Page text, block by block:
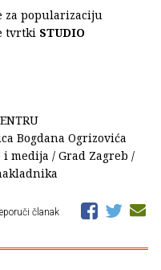
za popularizaciju
tvrtki STUDIO
Bogdana Ogrizovića
medija / Grad Zagreb /
članak